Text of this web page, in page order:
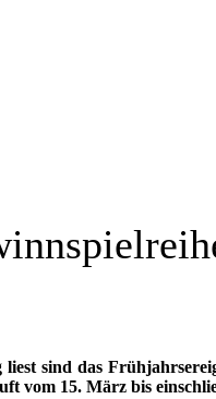
sind das
vom 15. März bis